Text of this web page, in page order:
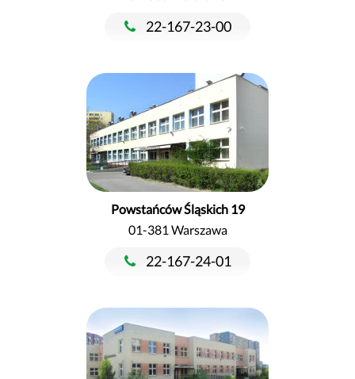
22-167-23-00
Powstańców Śląskich 19
01-381 Warszawa
22-167-24-01